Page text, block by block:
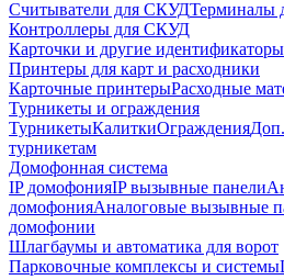
Считыватели для СКУДТерминалы
Контроллеры для СКУД
Карточки и другие идентификаторы
Принтеры для карт и расходники
Карточные принтерыРасходные
Турникеты и ограждения
ТурникетыКалиткиОграждения
турникетам
Домофонная система
IP домофонияIP вызывные панели
домофонияАналоговые вызывные
домофонии
Шлагбаумы и автоматика для ворот
Парковочные комплексы и системы